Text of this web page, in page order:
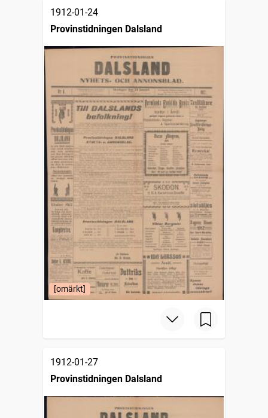
1912-01-24
Provinstidningen Dalsland
[omärkt]
1912-01-27
Provinstidningen Dalsland